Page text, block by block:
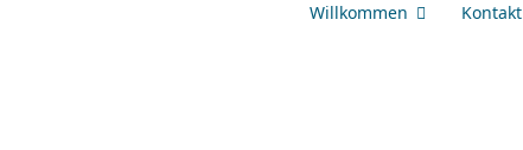
Willkommen Kontakt